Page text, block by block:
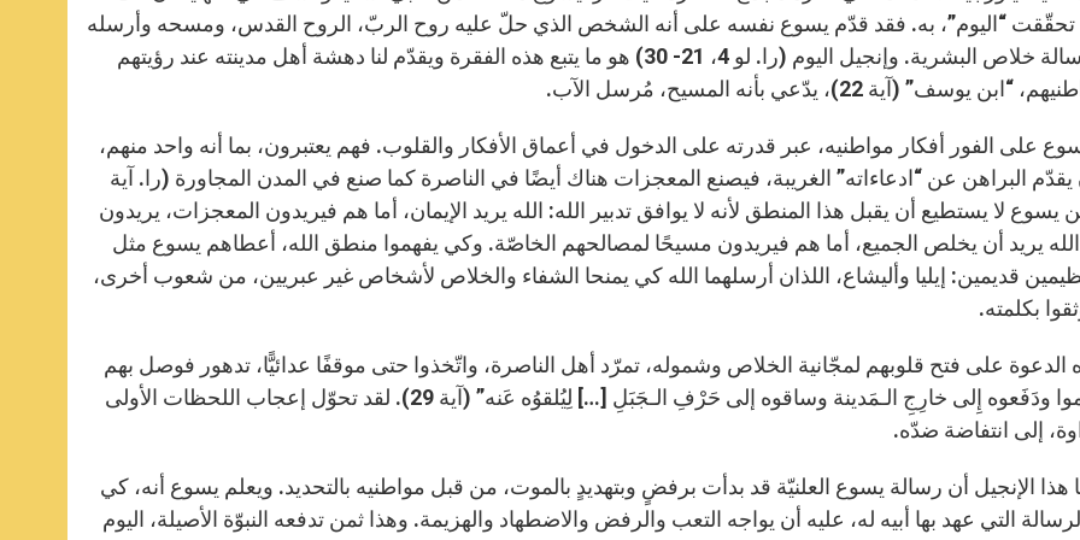
تحقّقت “اليوم”، به. فقد قدّم يسوع نفسه على أنه الشخص الذي حلّ عليه روح الربّ، الروح القدس، ومسحه وأرسله
ليتمّم رسالة خلاص البشرية. وإنجيل اليوم (را. لو 4، 21- 30) هو ما يتبع هذه الفقرة ويقدّم لنا دهشة أهل مدينته عند رؤيتهم
يوسف” (آية 22)، يدّعي بأنه المسيح، مُرسل الآب.
على الفور أفكار مواطنيه، عبر قدرته على الدخول في أعماق الأفكار والقلوب. فهم يعتبرون، بما أنه واحد منهم،
يقدّم البراهن عن “ادعاءاته” الغريبة، فيصنع المعجزات هناك أيضًا في الناصرة كما صنع في المدن المجاورة (را. آية
يسوع لا يستطيع أن يقبل هذا المنطق لأنه لا يوافق تدبير الله: الله يريد الإيمان، أما هم فيريدون المعجزات، يريدون
الله يريد أن يخلص الجميع، أما هم فيريدون مسيحًا لمصالحهم الخاصّة. وكي يفهموا منطق الله، أعطاهم يسوع مثل
قديمين: إيليا وأليشاع، اللذان أرسلهما الله كي يمنحا الشفاء والخلاص لأشخاص غير عبريين، من شعوب أخرى،
بكلمته.
الدعوة على فتح قلوبهم لمجّانية الخلاص وشموله، تمرّد أهل الناصرة، واتّخذوا حتى موقفًا عدائيًّا، تدهور فوصل بهم
لأن “قاموا ودَفَعوه إِلى خارِجِ الـمَدينة وساقوه إلى حَرْفِ الـجَبَلِ […] لِيُلقوُه عَنه” (آية 29). لقد تحوّل إعجاب اللحظات الأولى
إلى انتفاضة ضدّه.
هذا الإنجيل أن رسالة يسوع العلنيّة قد بدأت برفضٍ وبتهديدٍ بالموت، من قبل مواطنيه بالتحديد. ويعلم يسوع أنه، كي
التي عهد بها أبيه له، عليه أن يواجه التعب والرفض والاضطهاد والهزيمة. وهذا ثمن تدفعه النبوّة الأصيلة، اليوم